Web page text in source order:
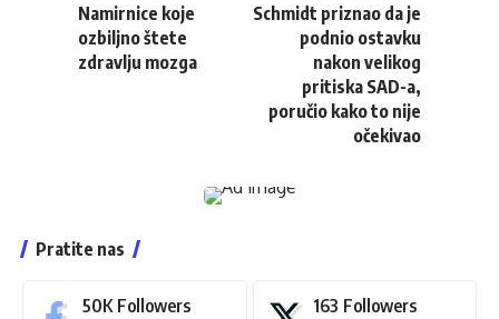
Namirnice koje
ozbiljno štete
zdravlju mozga
Schmidt priznao da je
podnio ostavku
nakon velikog
pritiska SAD-a,
poručio kako to nije
očekivao
Pratite nas
50K Followers 163 Followers